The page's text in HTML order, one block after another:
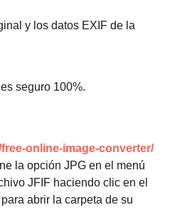
y los datos EXIF de la
seguro 100%.
online-image-converter/
la opción JPG en el menú
JFIF haciendo clic en el
abrir la carpeta de su